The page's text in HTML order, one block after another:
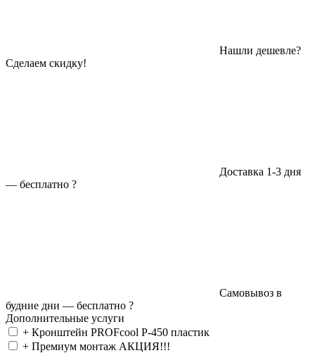
Нашли дешевле?
Сделаем скидку!
Доставка 1-3 дня
— бесплатно ?
Самовывоз в
будние дни — бесплатно ?
Дополнительные услуги
+ Кронштейн PROFcool P-450 пластик
+ Премиум монтаж АКЦИЯ!!!